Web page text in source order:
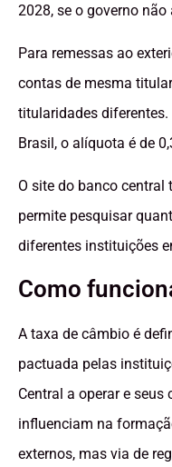
2028, se o governo
Para remessas ao
contas de mesma
titularidades
Brasil, o alíquota é de
O site do banco central
permite pesquisar
diferentes instituições
Como
A taxa de câmbio é
pactuada pelas
Central a operar e
influenciam na
externos, mas via de